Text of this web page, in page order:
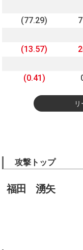
(77.29)
(13.57)
(0.41)
攻撃トップ
福田 湧矢